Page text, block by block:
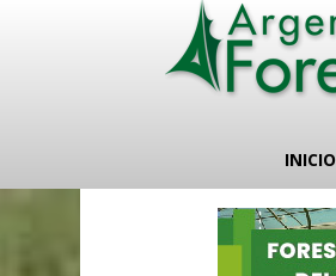
INICIO